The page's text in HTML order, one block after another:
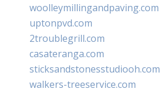
woolleymillingandpaving.com
uptonpvd.com
2troublegrill.com
casateranga.com
sticksandstonesstudiooh.com
walkers-treeservice.com